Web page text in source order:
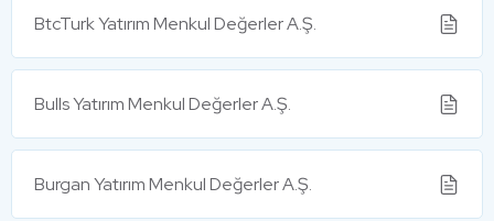
BtcTurk Yatırım Menkul Değerler A.Ş.
Bulls Yatırım Menkul Değerler A.Ş.
Burgan Yatırım Menkul Değerler A.Ş.